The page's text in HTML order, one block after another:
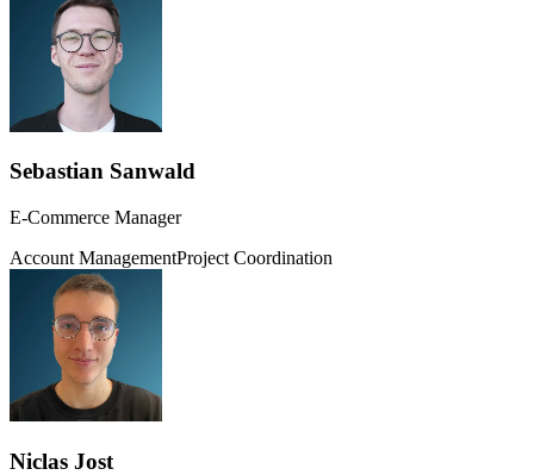
Sebastian Sanwald
E-Commerce Manager
Account ManagementProject Coordination
Niclas Jost